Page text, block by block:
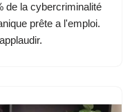
de la cybercriminalité
prête a l'emploi.